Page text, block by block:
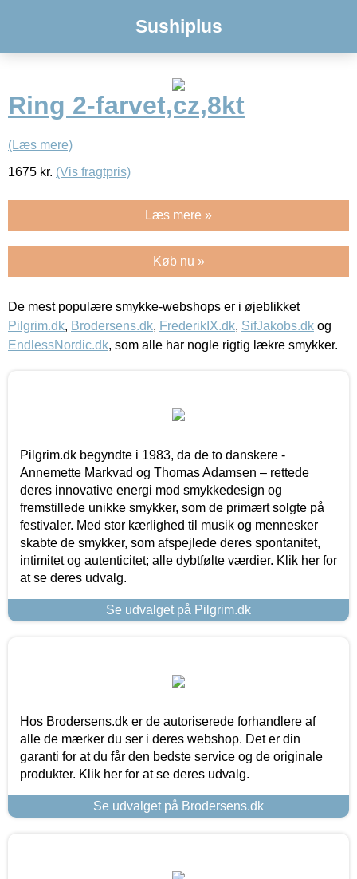
Sushiplus
Ring 2-farvet,cz,8kt
(Læs mere)
1675 kr. (Vis fragtpris)
Læs mere »
Køb nu »
De mest populære smykke-webshops er i øjeblikket
Pilgrim.dk, Brodersens.dk, FrederikIX.dk, SifJakobs.dk og
EndlessNordic.dk, som alle har nogle rigtig lækre smykker.
Pilgrim.dk begyndte i 1983, da de to danskere -
Annemette Markvad og Thomas Adamsen – rettede
deres innovative energi mod smykkedesign og
fremstillede unikke smykker, som de primært solgte på
festivaler. Med stor kærlighed til musik og mennesker
skabte de smykker, som afspejlede deres spontanitet,
intimitet og autenticitet; alle dybtfølte værdier. Klik her for
at se deres udvalg.
Se udvalget på Pilgrim.dk
Hos Brodersens.dk er de autoriserede forhandlere af
alle de mærker du ser i deres webshop. Det er din
garanti for at du får den bedste service og de originale
produkter. Klik her for at se deres udvalg.
Se udvalget på Brodersens.dk